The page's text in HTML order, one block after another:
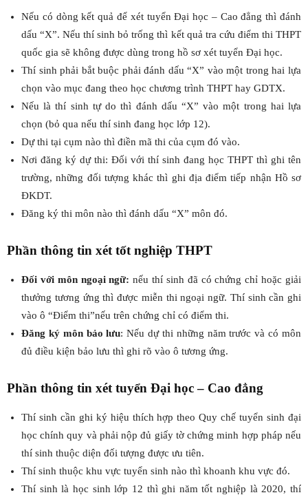
Nếu có dòng kết quả để xét tuyển Đại học – Cao đẳng thì đánh
dấu “X”. Nếu thí sinh bỏ trống thì kết quả tra cứu điểm thi THPT
quốc gia sẽ không được dùng trong hồ sơ xét tuyển Đại học.
Thí sinh phải bắt buộc phải đánh dấu “X” vào một trong hai lựa
chọn vào mục đang theo học chương trình THPT hay GDTX.
Nếu là thí sinh tự do thì đánh dấu “X” vào một trong hai lựa
chọn (bỏ qua nếu thí sinh đang học lớp 12).
Dự thi tại cụm nào thì điền mã thi của cụm đó vào.
Nơi đăng ký dự thi: Đối với thí sinh đang học THPT thì ghi tên
trường, những đối tượng khác thì ghi địa điểm tiếp nhận Hồ sơ
ĐKDT.
Đăng ký thi môn nào thì đánh dấu “X” môn đó.
Phần thông tin xét tốt nghiệp THPT
Đối với môn ngoại ngữ: nếu thí sinh đã có chứng chỉ hoặc giải
thưởng tương ứng thì được miễn thi ngoại ngữ. Thí sinh cần ghi
vào ô “Điểm thi”nếu trên chứng chỉ có điểm thi.
Đăng ký môn bảo lưu: Nếu dự thi những năm trước và có môn
đủ điều kiện bảo lưu thì ghi rõ vào ô tương ứng.
Phần thông tin xét tuyển Đại học – Cao đẳng
Thí sinh cần ghi ký hiệu thích hợp theo Quy chế tuyển sinh đại
học chính quy và phải nộp đủ giấy tờ chứng minh hợp pháp nếu
thí sinh thuộc diện đối tượng được ưu tiên.
Thí sinh thuộc khu vực tuyển sinh nào thì khoanh khu vực đó.
Thí sinh là học sinh lớp 12 thì ghi năm tốt nghiệp là 2020, thí